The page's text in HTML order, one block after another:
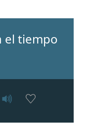
el tiempo